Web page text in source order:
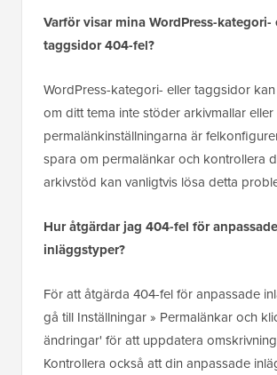
Varför visar mina WordPress-kategori-
taggsidor 404-fel?
WordPress-kategori- eller taggsidor
om ditt tema inte stöder arkivmallar eller
permalänkinställningarna är
spara om permalänkar och kontrollera
arkivstöd kan vanligtvis lösa detta
Hur åtgärdar jag 404-fel för anpassade
inläggstyper?
För att åtgärda 404-fel för anpassade
gå till Inställningar » Permalänkar och
ändringar' för att uppdatera
Kontrollera också att din anpassade